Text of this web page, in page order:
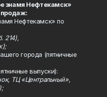
знамя Нефтекамск»
продаж:
Нефтекамск» по
214),
города (пятничные
выпуски):
ТЦ «Центральный»,